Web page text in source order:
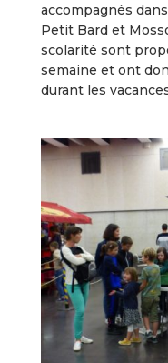
accompagnés
Petit Bard et
scolarité sont
semaine et ont
durant les